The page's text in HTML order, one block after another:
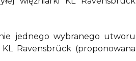
jednego wybranego utworu
Ravensbrück (proponowana